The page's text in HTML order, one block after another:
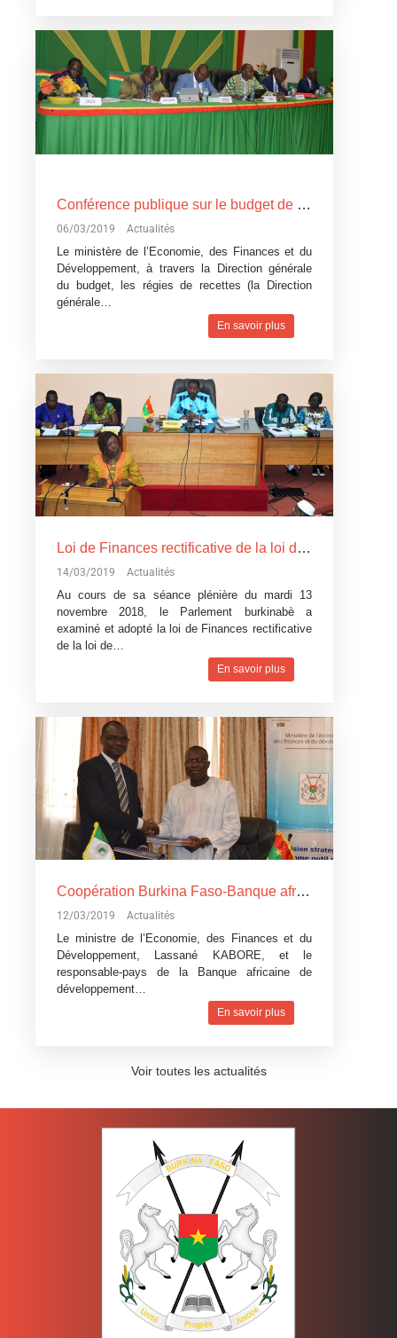
Conférence publique sur le budget de l’Etat, exercice 2019: Devoir de transparence vis-à-vis des citoyens burkinabè
06/03/2019 Actualités
Le ministère de l’Economie, des Finances et du
Développement, à travers la Direction générale
du budget, les régies de recettes (la Direction
générale…
En savoir plus
Loi de Finances rectificative de la loi de Finances pour l’exécution du budget 2018: Un réajustement pour tenir compte du contexte difficile
14/03/2019 Actualités
Au cours de sa séance plénière du mardi 13
novembre 2018, le Parlement burkinabè a
examiné et adopté la loi de Finances rectificative
de la loi de…
En savoir plus
Coopération Burkina Faso-Banque africaine de développement: La Banque africaine de développement accorde trois
12/03/2019 Actualités
Le ministre de l’Economie, des Finances et du
Développement, Lassané KABORE, et le
responsable-pays de la Banque africaine de
développement…
En savoir plus
Voir toutes les actualités